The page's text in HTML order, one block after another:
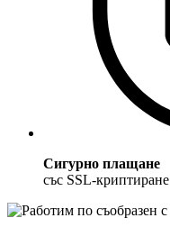
Сигурно плащане
със SSL-криптиране